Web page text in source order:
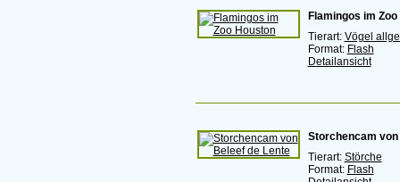
Flamingos im
Tierart: Vögel
Format: Flash
Detailansicht
Storchencam
Tierart: Störche
Format: Flash